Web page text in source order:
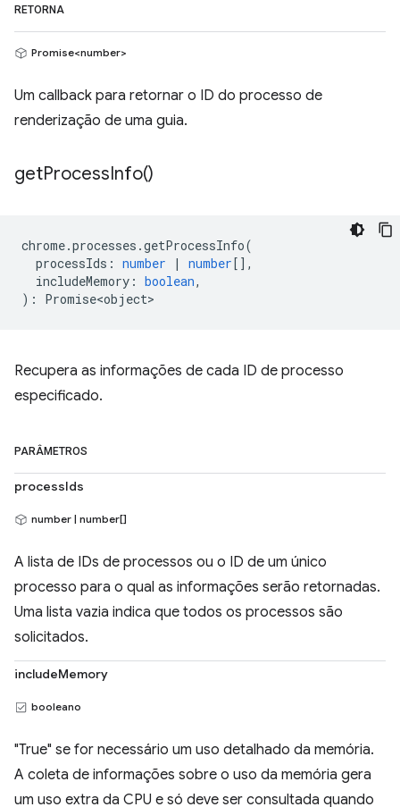
RETORNA
Promise<number>
Um callback para retornar o ID do processo de
renderização de uma guia.
getProcessInfo()
chrome.processes .getProcessInfo(
processIds : number | number[],
includeMemory : boolean,
) : Promise<object>
Recupera as informações de cada ID de processo
especificado.
PARÂMETROS
processIds
number | number[]
A lista de IDs de processos ou o ID de um único
processo para o qual as informações serão retornadas.
Uma lista vazia indica que todos os processos são
solicitados.
includeMemory
booleano
"True" se for necessário um uso detalhado da memória.
A coleta de informações sobre o uso da memória gera
um uso extra da CPU e só deve ser consultada quando